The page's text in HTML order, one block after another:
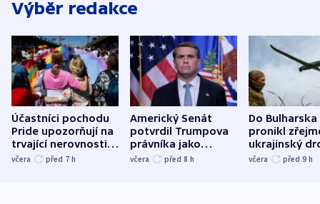
Výběr redakce
Účastníci pochodu
Pride upozorňují na
trvající nerovnosti i
společenskou
včera před 7 h
Americký Senát
potvrdil Trumpova
právníka jako
ministra
včera před 8 h
Do Bulharska
pronikl
ukrajinský
explodoval
včera před 9 h